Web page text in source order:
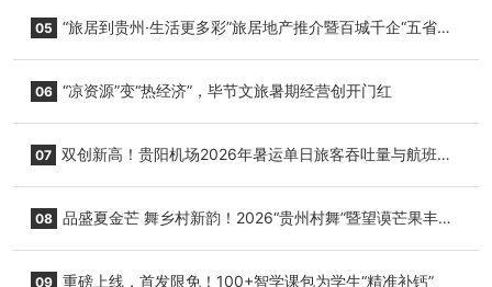
05 “旅居到贵州·生活更多彩”旅居地产推介暨百城千企“五省
06 “凉资源”变“热经济”，毕节文旅暑期经营创开门红
07 双创新高！贵阳机场2026年暑运单日旅客吞吐量与航班起
08 品盛夏金芒 舞乡村新韵！2026“贵州村舞”暨望谟芒果丰收
09 重磅上线，首发限免！100+智学课包为学生“精准补钙”